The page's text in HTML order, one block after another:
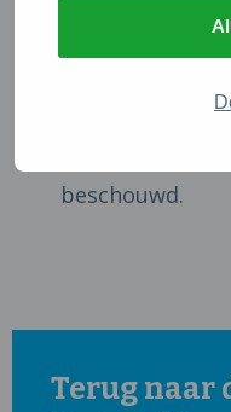
Leefomgeving
weten en wat
beschouwd.
Terug naar